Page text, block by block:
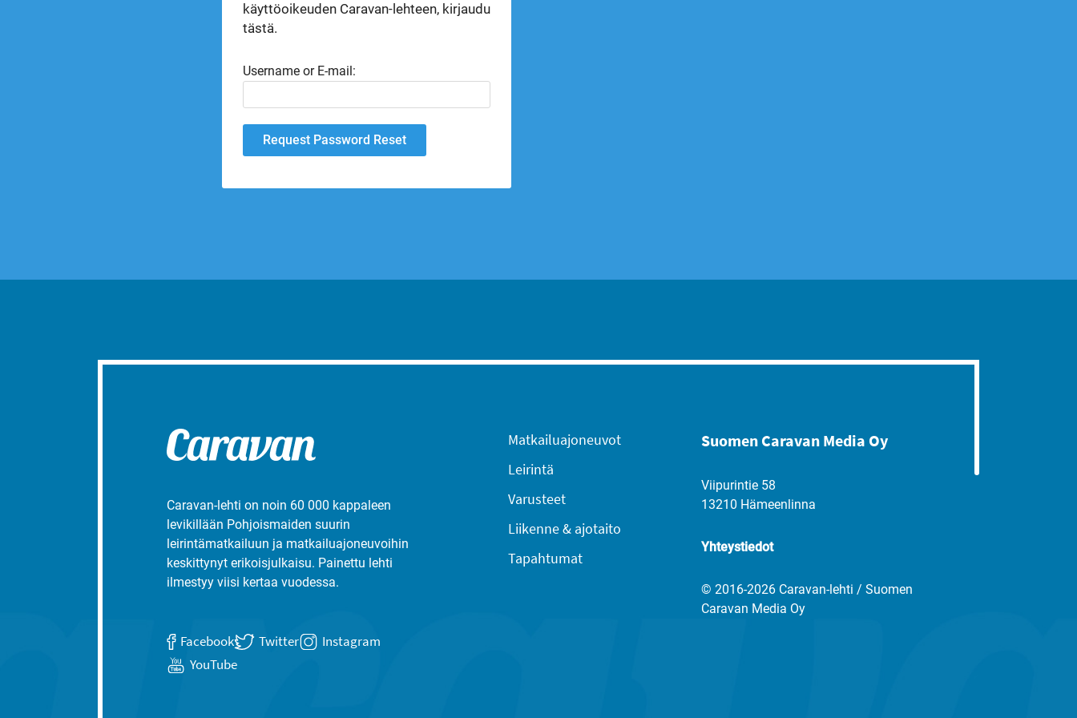
käyttöoikeuden Caravan-lehteen, kirjaudu
tästä.
Username or E-mail:
Caravan-lehti on noin 60 000 kappaleen
levikillään Pohjoismaiden suurin
leirintämatkailuun ja matkailuajoneuvoihin
keskittynyt erikoisjulkaisu. Painettu lehti
ilmestyy viisi kertaa vuodessa.
Facebook Twitter
Instagram
YouTube
Matkailuajoneuvot
Leirintä
Varusteet
Liikenne & ajotaito
Tapahtumat
Suomen Caravan Media Oy
Viipurintie 58
13210 Hämeenlinna
Yhteystiedot
© 2016-2026 Caravan-lehti / Suomen
Caravan Media Oy